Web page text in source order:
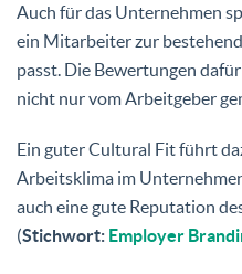
Auch für das Unternehmen
ein Mitarbeiter zur
passt. Die Bewertungen
nicht nur vom Arbeitgeber
Ein guter Cultural Fit führt
Arbeitsklima im
auch eine gute Reputation
(Stichwort: Employer